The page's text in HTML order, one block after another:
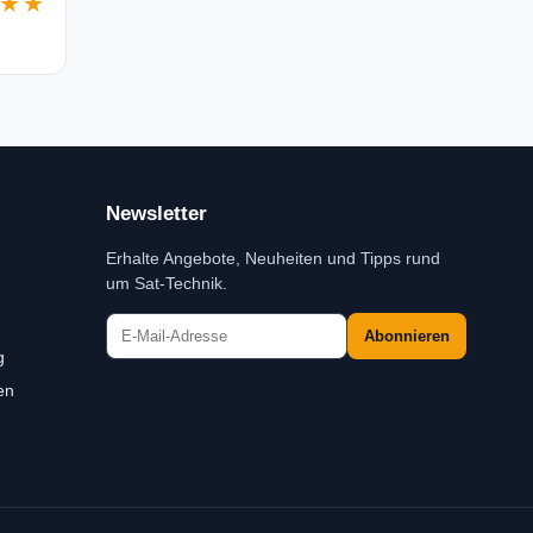
Newsletter
Erhalte Angebote, Neuheiten und Tipps rund
um Sat-Technik.
Abonnieren